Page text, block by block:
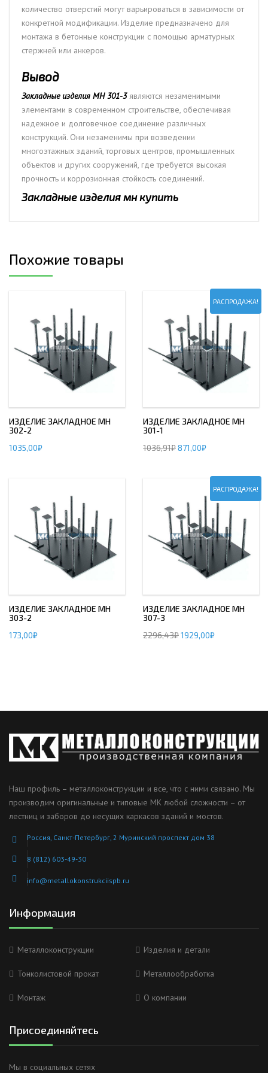
количество отверстий могут варьироваться в зависимости от
конкретной модификации. Изделие предназначено для
монтажа в бетонные конструкции с помощью арматурных
стержней или анкеров.
Вывод
Закладные изделия МН 301-3являются незаменимыми
элементами в современном строительстве, обеспечивая
надежное и долговечное соединение различных
конструкций. Они незаменимы при возведении
многоэтажных зданий, торговых центров, промышленных
объектов и других сооружений, где требуется высокая
прочность и коррозионная стойкость соединений.
Закладные изделия мн купить
Похожие товары
ИЗДЕЛИЕ ЗАКЛАДНОЕ МН
302-2
1035,00₽
РАСПРОДАЖА!
ИЗДЕЛИЕ ЗАКЛАДНОЕ МН
301-1
1036,91₽871,00₽
ИЗДЕЛИЕ ЗАКЛАДНОЕ МН
303-2
173,00₽
РАСПРОДАЖА!
ИЗДЕЛИЕ ЗАКЛАДНОЕ МН
307-3
2296,43₽1929,00₽
Наш профиль – металлоконструкции и все, что с ними связано. Мы
производим оригинальные и типовые МК любой сложности – от
лестниц и заборов до несущих каркасов зданий и мостов.
Россия, Санкт-Петербург, 2 Муринский проспект дом 38
8 (812) 603-49-30
info@metallokonstrukciispb.ru
Информация
Металлоконструкции Изделия и детали
Тонколистовой прокат Металлообработка
Монтаж О компании
Присоединяйтесь
Мы в социальных сетях